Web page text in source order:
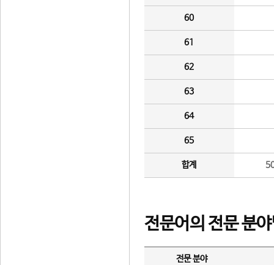
60
61
62
63
64
65
합계
전문어의 전문 분
전문 분야